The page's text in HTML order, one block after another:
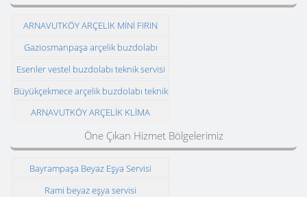
ARNAVUTKÖY ARÇELİK MİNİ FIRIN
Gaziosmanpaşa arçelik buzdolabı
Esenler vestel buzdolabı teknik servisi
Büyükçekmece arçelik buzdolabı teknik
ARNAVUTKÖY ARÇELİK KLİMA
Öne Çıkan Hizmet Bölgelerimiz
Bayrampaşa Beyaz Eşya Servisi
Rami beyaz eşya servisi